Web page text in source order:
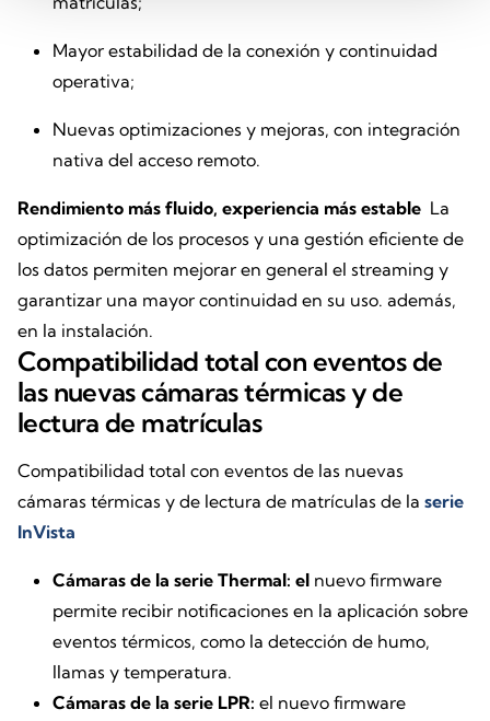
Mayor estabilidad de la conexión y continuidad
operativa;
Nuevas optimizaciones y mejoras, con integración
nativa del acceso remoto.
Rendimiento más fluido, experiencia más estable La
optimización de los procesos y una gestión eficiente de
los datos permiten mejorar en general el streaming y
garantizar una mayor continuidad en su uso. además,
en la instalación.
Compatibilidad total con eventos de
las nuevas cámaras térmicas y de
lectura de matrículas
Compatibilidad total con eventos de las nuevas
cámaras térmicas y de lectura de matrículas de la serie
InVista
Cámaras de la serie Thermal: el nuevo firmware
permite recibir notificaciones en la aplicación sobre
eventos térmicos, como la detección de humo,
llamas y temperatura.
Cámaras de la serie LPR: el nuevo firmware